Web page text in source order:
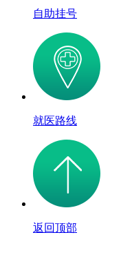
自助挂号
就医路线
返回顶部